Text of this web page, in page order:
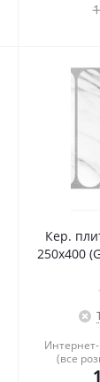
Кер.
250х400
(все